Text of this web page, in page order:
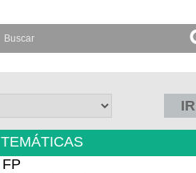
IR
TEMÁTICAS
FP